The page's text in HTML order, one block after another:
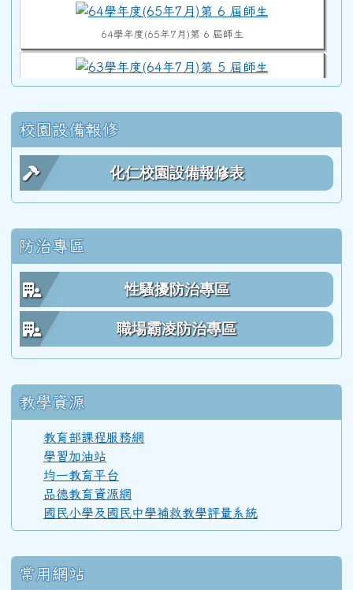
64學年度(65年7月)第 6 屆師生
63學年度(64年7月)第 5 屆師生
62學年度(63年7月)第 4 屆師生合照
61學年度(62年7月)第 3 屆師生
59學年度(60年7月)第 1 屆師生
校園設備報修
化仁校園設備報修表
防治專區
性騷擾防治專區
職場霸凌防治專區
教學資源
教育部課程服務網
學習加油站
均一教育平台
品德教育資源網
國民小學及國民中學補救教學評量系統
常用網站